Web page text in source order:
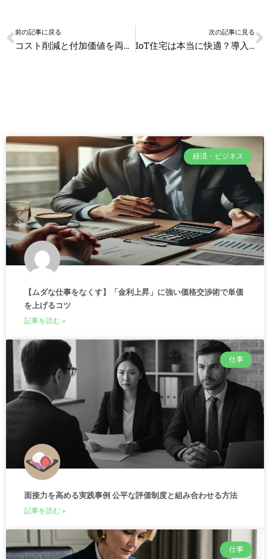
Prev
前の記事に戻る
コスト削減と付加価値を両立させる経営改善の考え方
次の記事に見る
IoT住宅は本当に快適？導入事例と維持費を比較してみた
経済・ビジネス
【ムダな仕事をなくす】「金利上昇」に強い価格交渉術で単価
を上げるコツ
記事を読む »
仕事
面接力を高める実践事例 公平な評価制度と組み合わせる方法
記事を読む »
仕事